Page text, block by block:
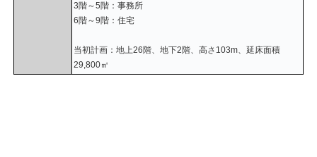
3階～5階：事務所
6階～9階：住宅
当初計画：地上26階、地下2階、高さ103m、延床面積
29,800㎡